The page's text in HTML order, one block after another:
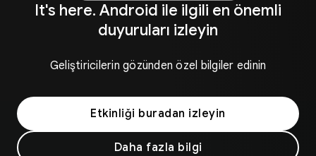
It's here. Android ile ilgili en önemli
duyuruları izleyin
Geliştiricilerin gözünden özel bilgiler edinin
Etkinliği buradan izleyin
Daha fazla bilgi